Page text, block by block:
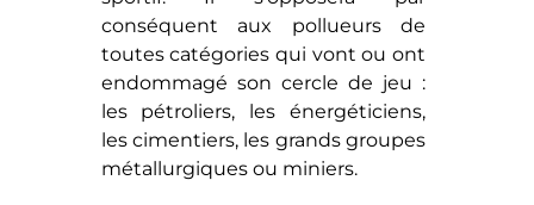
conséquent aux pollueurs de
toutes catégories qui vont ou ont
endommagé son cercle de jeu :
les pétroliers, les énergéticiens,
les cimentiers, les grands groupes
métallurgiques ou miniers.